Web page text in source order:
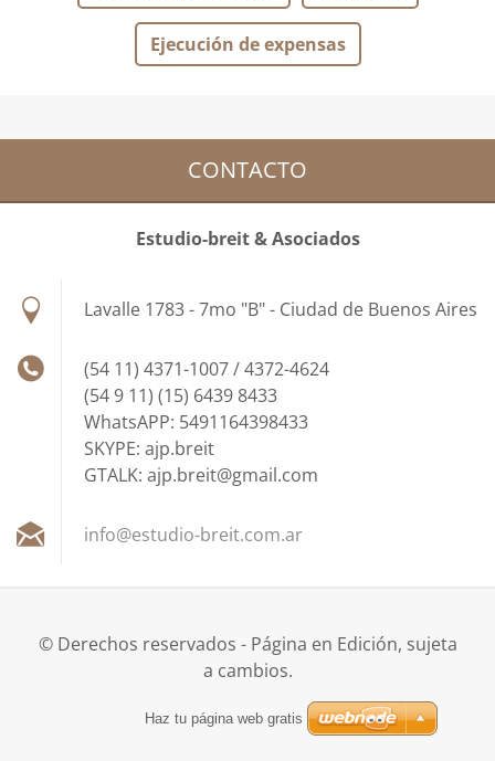
Ejecución de expensas
CONTACTO
Estudio-breit & Asociados
Lavalle 1783 - 7mo "B" - Ciudad de Buenos Aires
(54 11) 4371-1007 / 4372-4624
(54 9 11) (15) 6439 8433
WhatsAPP: 5491164398433
SKYPE: ajp.breit
GTALK: ajp.breit@gmail.com
info@estudio-breit.com.ar
© Derechos reservados - Página en Edición, sujeta
a cambios.
Haz tu página web gratis